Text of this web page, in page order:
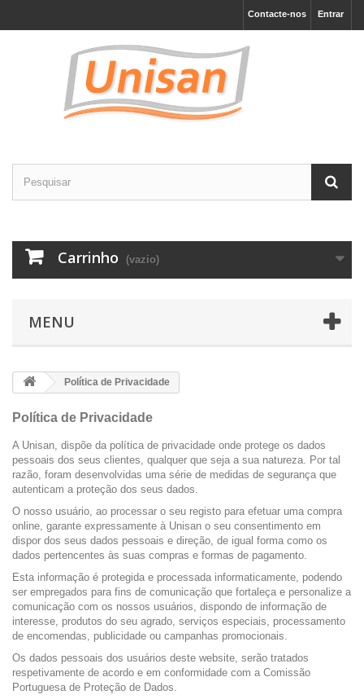
Entrar
Contacte-nos
Carrinho (vazio)
MENU
Política de Privacidade
Política de Privacidade
A Unisan, dispõe da política de privacidade onde protege os dados
pessoais dos seus clientes, qualquer que seja a sua natureza. Por tal
razão, foram desenvolvidas uma série de medidas de segurança que
autenticam a proteção dos seus dados.
O nosso usuário, ao processar o seu registo para efetuar uma compra
online, garante expressamente à Unisan o seu consentimento em
dispor dos seus dados pessoais e direção, de igual forma como os
dados pertencentes às suas compras e formas de pagamento.
Esta informação é protegida e processada informaticamente, podendo
ser empregados para fins de comunicação que fortaleça e personalize a
comunicação com os nossos usuários, dispondo de informação de
interesse, produtos do seu agrado, serviços especiais, processamento
de encomendas, publicidade ou campanhas promocionais.
Os dados pessoais dos usuários deste website, serão tratados
respetivamente de acordo e em conformidade com a Comissão
Portuguesa de Proteção de Dados.